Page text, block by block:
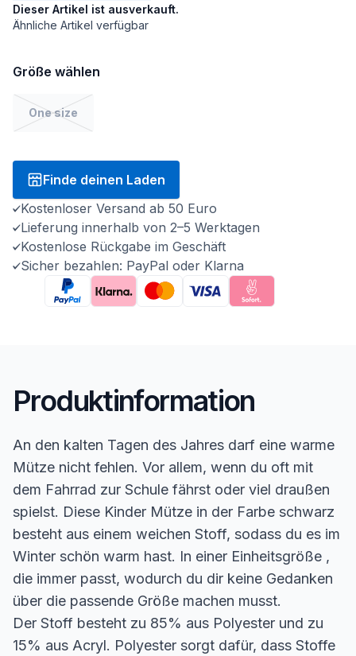
Dieser Artikel ist ausverkauft.
Ähnliche Artikel verfügbar
Größe wählen
One size
Finde deinen Laden
Kostenloser Versand ab 50 Euro
Lieferung innerhalb von 2–5 Werktagen
Kostenlose Rückgabe im Geschäft
Sicher bezahlen: PayPal oder Klarna
Produktinformation
An den kalten Tagen des Jahres darf eine warme
Mütze nicht fehlen. Vor allem, wenn du oft mit
dem Fahrrad zur Schule fährst oder viel draußen
spielst. Diese Kinder Mütze in der Farbe schwarz
besteht aus einem weichen Stoff, sodass du es im
Winter schön warm hast. In einer Einheitsgröße ,
die immer passt, wodurch du dir keine Gedanken
über die passende Größe machen musst.
Der Stoff besteht zu 85% aus Polyester und zu
15% aus Acryl. Polyester sorgt dafür, dass Stoffe